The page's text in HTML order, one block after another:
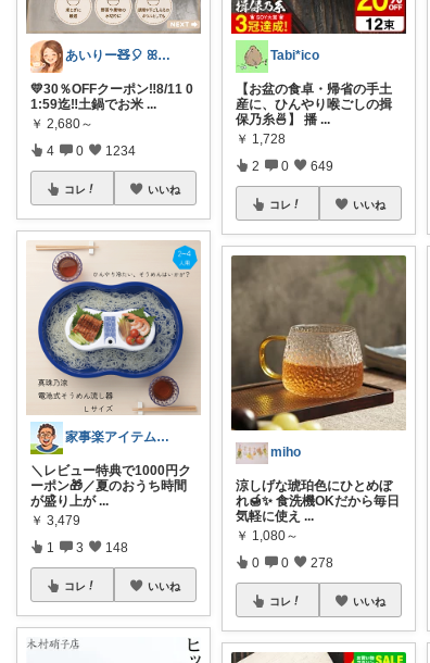
あいりー🧸🎈 ꕤ毎日を快適にꕤ
💛30％OFFクーポン‼️8/11 0
1:59迄‼️土鍋でお米 ...
￥ 2,680～
4 0 1234
コレ いいね
家事楽アイテム・お得情報大好き子育てパパ
＼レビュー特典で1000円ク
ーポン🎁／夏のおうち時間
が盛り上が ...
￥ 3,479
1 3 148
コレ いいね
Tabi*ico
【お盆の食卓・帰省の手土
産に、ひんやり喉ごしの揖
保乃糸🍜】 播 ...
￥ 1,728
2 0 649
コレ いいね
miho
涼しげな琥珀色にひとめぼ
れ🍯✨ 食洗機OKだから毎日
気軽に使え ...
￥ 1,080～
0 0 278
コレ いいね